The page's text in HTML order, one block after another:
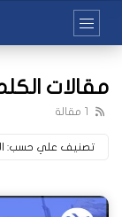
مقالات
1 مقالة
تصنيف علي حسب: